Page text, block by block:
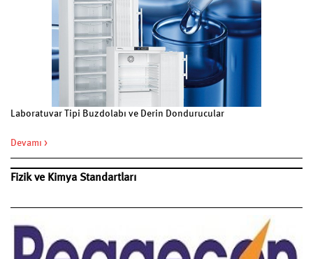
Laboratuvar Tipi Buzdolabı ve Derin Dondurucular
Devamı >
Fizik ve Kimya Standartları